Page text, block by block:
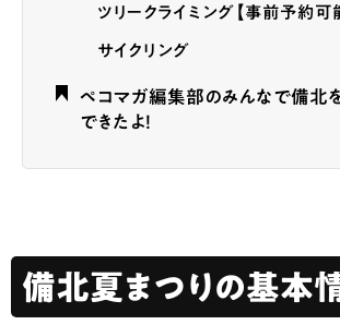
ツリークライミング【事前予約可
サイクリング
ペコマガ編集部のみんなで備北を
できたよ！
備北夏まつりの基本